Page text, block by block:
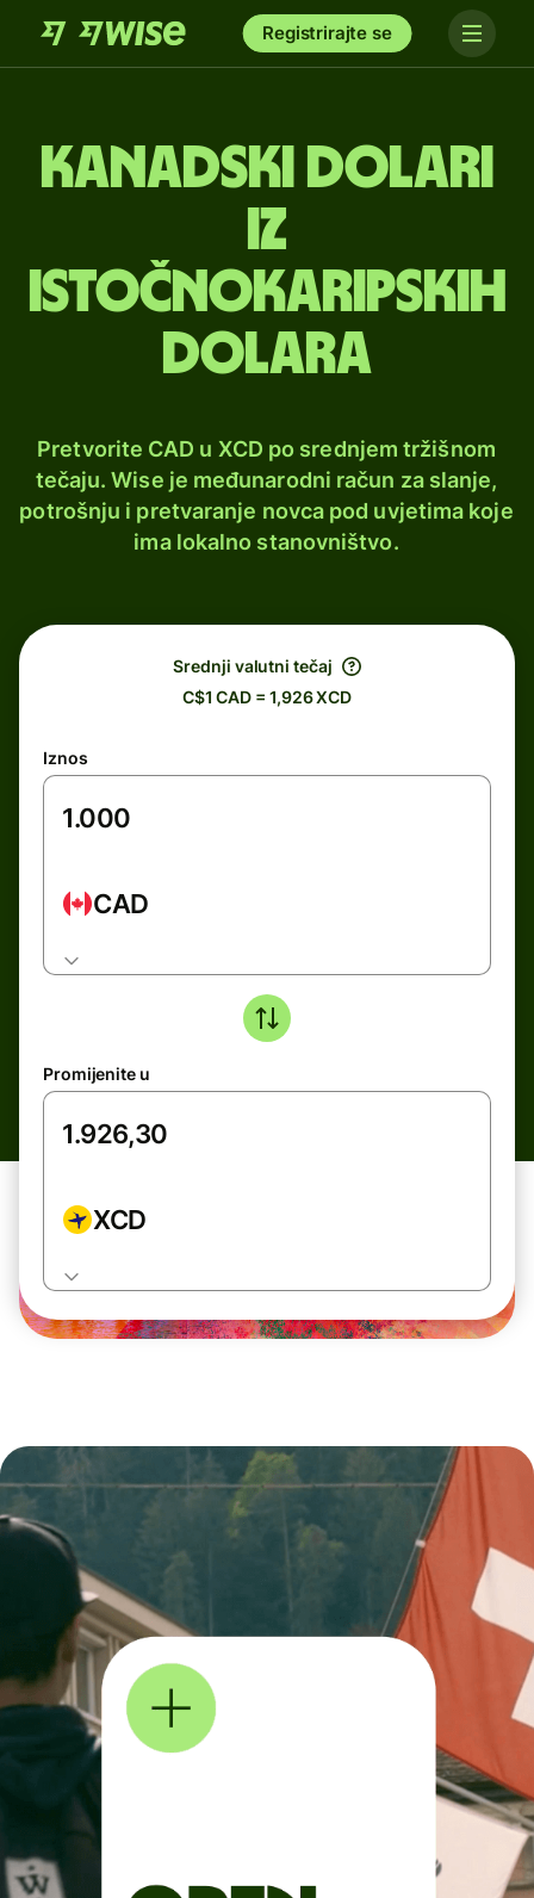
Registrirajte se
Kanadski dolari
iz
istočnokaripskih
dolara
Pretvorite CAD u XCD po srednjem tržišnom
tečaju. Wise je međunarodni račun za slanje,
potrošnju i pretvaranje novca pod uvjetima koje
ima lokalno stanovništvo.
Srednji valutni tečaj
C$1 CAD = 1,926 XCD
Iznos
CAD
Promijenite u
XCD